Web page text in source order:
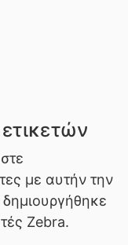
με αυτήν την
Zebra.